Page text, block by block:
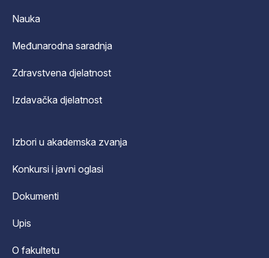
Nauka
Međunarodna saradnja
Zdravstvena djelatnost
Izdavačka djelatnost
Izbori u akademska zvanja
Konkursi i javni oglasi
Dokumenti
Upis
O fakultetu